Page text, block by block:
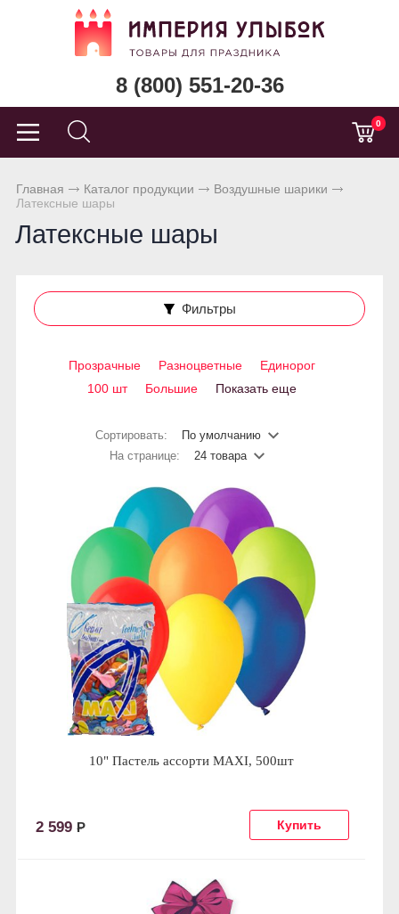
8 (800) 551-20-36
0
Главная Каталог продукции
Воздушные шарики
Латексные шары
Латексные шары
Фильтры
Прозрачные Разноцветные
Единорог
100 шт
Большие Показать еще
Сортировать:
По умолчанию
На странице:
24 товара
10" Пастель ассорти MAXI, 500шт
2 599 Р